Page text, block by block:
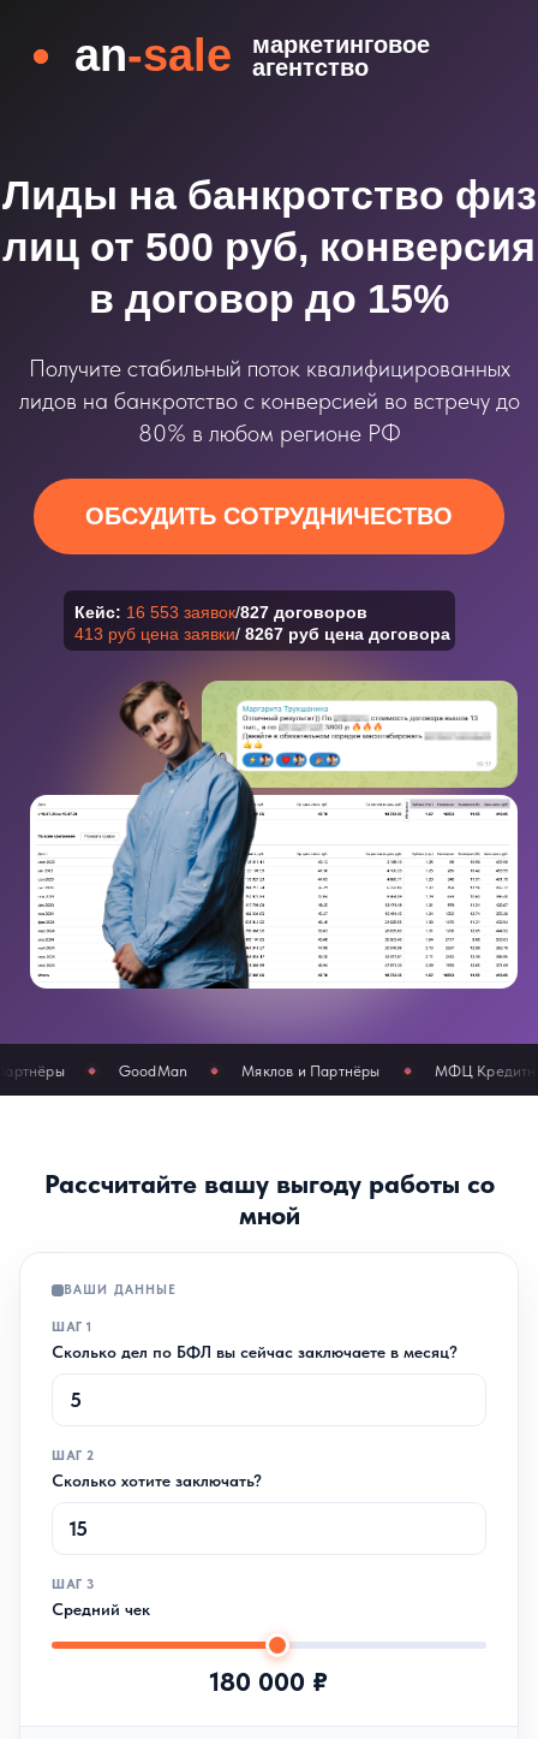
ОБСУДИТЬ СОТРУДНИЧЕСТВО
лиц от 500 руб, конверсия
в договор до 15%
Получите стабильный поток квалифицированных
лидов на банкротство с конверсией во встречу до
80% в любом регионе РФ
16 553 заявок /827 договоров
an-sale агентство
GoodMan Мяклов и Партнёры МФЦ Кредитных Решений
Рассчитайте вашу выгоду работы со
мной
ВАШИ ДАННЫЕ
ШАГ 1
Сколько дел по БФЛ вы сейчас заключаете в месяц?
ШАГ 2
Сколько хотите заключать?
ШАГ 3
Средний чек
180 000 ₽